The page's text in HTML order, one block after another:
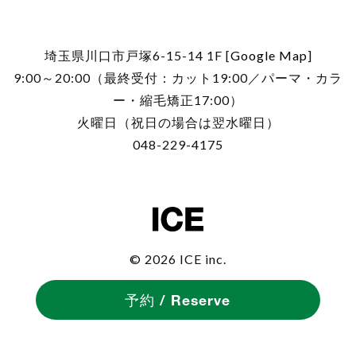
埼玉県川口市戸塚6-15-14 1F [Google Map]
9:00～20:00（最終受付：カット19:00／パーマ・カラ
ー・縮毛矯正17:00）
火曜日（祝日の場合は翌水曜日）
048-229-4175
© 2026 ICE inc.
予約 / Reserve